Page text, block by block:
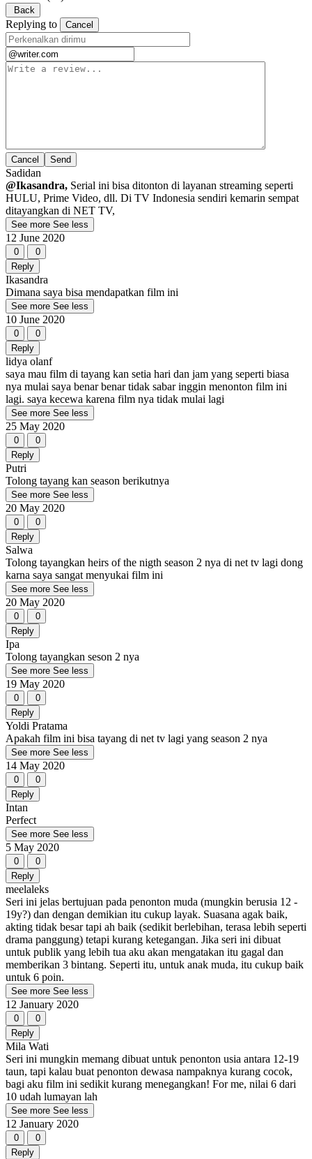
Back
Replying to Cancel
Cancel
Sadidan
@Ikasandra, Serial ini bisa ditonton di layanan streaming seperti
HULU, Prime Video, dll. Di TV Indonesia sendiri kemarin sempat
ditayangkan di NET TV,
See more See less
12 June 2020
0
0
Reply
Ikasandra
Dimana saya bisa mendapatkan film ini
See more See less
10 June 2020
0
0
Reply
lidya olanf
saya mau film di tayang kan setia hari dan jam yang seperti biasa
nya mulai saya benar benar tidak sabar inggin menonton film ini
lagi. saya kecewa karena film nya tidak mulai lagi
See more See less
25 May 2020
0
0
Reply
Putri
Tolong tayang kan season berikutnya
See more See less
20 May 2020
0
0
Reply
Salwa
Tolong tayangkan heirs of the nigth season 2 nya di net tv lagi dong
karna saya sangat menyukai film ini
See more See less
20 May 2020
0
0
Reply
Ipa
Tolong tayangkan seson 2 nya
See more See less
19 May 2020
0
0
Reply
Yoldi Pratama
Apakah film ini bisa tayang di net tv lagi yang season 2 nya
See more See less
14 May 2020
0
0
Reply
Intan
Perfect
See more See less
5 May 2020
0
0
Reply
meelaleks
Seri ini jelas bertujuan pada penonton muda (mungkin berusia 12 -
19y?) dan dengan demikian itu cukup layak. Suasana agak baik,
akting tidak besar tapi ah baik (sedikit berlebihan, terasa lebih seperti
drama panggung) tetapi kurang ketegangan. Jika seri ini dibuat
untuk publik yang lebih tua aku akan mengatakan itu gagal dan
memberikan 3 bintang. Seperti itu, untuk anak muda, itu cukup baik
untuk 6 poin.
See more See less
12 January 2020
0
0
Reply
Mila Wati
Seri ini mungkin memang dibuat untuk penonton usia antara 12-19
taun, tapi kalau buat penonton dewasa nampaknya kurang cocok,
bagi aku film ini sedikit kurang menegangkan! For me, nilai 6 dari
10 udah lumayan lah
See more See less
12 January 2020
0
0
Reply